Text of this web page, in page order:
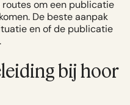
om een publicatie
De beste aanpak
en of de publicatie
bij hoor